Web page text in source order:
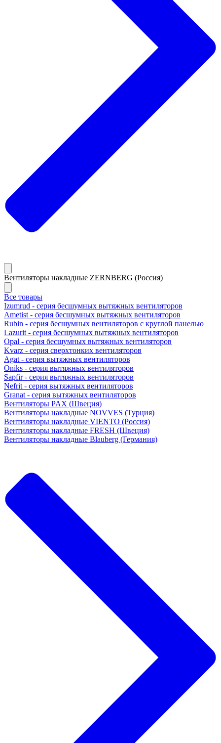
Вентиляторы накладные ZERNBERG (Россия)
Все товары
Izumrud - серия бесшумных вытяжных вентиляторов
Ametist - серия бесшумных вытяжных вентиляторов
Rubin - серия бесшумных вентиляторов с круглой панелью
Lazurit - серия бесшумных вытяжных вентиляторов
Opal - серия бесшумных вытяжных вентиляторов
Kvarz - серия сверхтонких вентиляторов
Agat - серия вытяжных вентиляторов
Oniks - серия вытяжных вентиляторов
Sapfir - серия вытяжных вентиляторов
Nefrit - серия вытяжных вентиляторов
Granat - серия вытяжных вентиляторов
Вентиляторы PAX (Швеция)
Вентиляторы накладные NOVVES (Турция)
Вентиляторы накладные VIENTO (Россия)
Вентиляторы накладные FRESH (Швеция)
Вентиляторы накладные Blauberg (Германия)